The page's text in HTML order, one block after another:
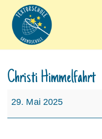
Christi Himmelfahrt
Himmelfahrt
29. Mai 2025